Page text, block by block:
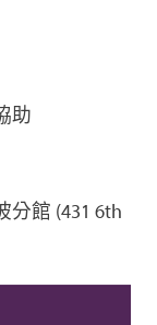
助
分館 (431 6th